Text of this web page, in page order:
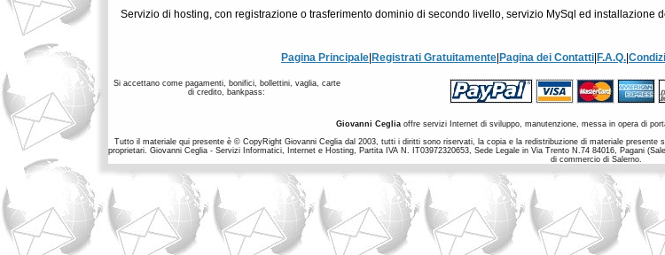
Servizio di hosting, con registrazione o trasferimento dominio di secondo livello, servizio MySql ed installazione
Pagina Principale Registrati Gratuitamente Pagina dei Contatti F.A.Q.
Si accettano come pagamenti, bonifici, bollettini, vaglia, carte
di credito, bankpass:
Giovanni Cegliaoffre servizi Internet di sviluppo, manutenzione, messa in opera di
Tutto il materiale qui presente è © CopyRight Giovanni Ceglia dal 2003, tutti i diritti sono riservati, la copia e la redistribuzione di materiale
proprietari. Giovanni Ceglia - Servizi Informatici, Internet e Hosting, Partita IVA N. IT03972320653, Sede Legale in Via Trento N.74 84016, Pagani
di commercio di Salerno.